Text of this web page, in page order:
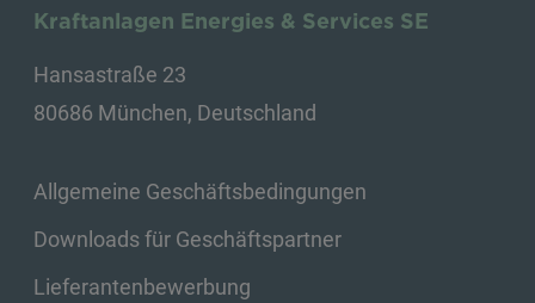
Kraftanlagen Energies & Services SE
Hansastraße 23
80686 München, Deutschland
Allgemeine Geschäftsbedingungen
Downloads für Geschäftspartner
Lieferantenbewerbung